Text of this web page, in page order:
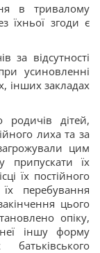
в тривалому
їхньої згоди є
за відсутності
усиновленні
інших закладах
родичів дітей,
лиха та за
цим
припускати їх
їх постійного
перебування
цього
опіку,
іншу форму